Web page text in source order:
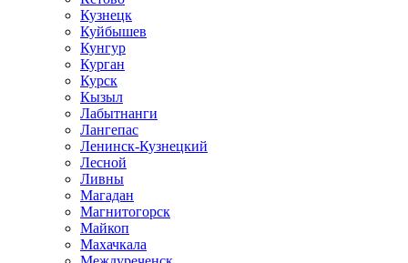
Кузнецк
Куйбышев
Кунгур
Курган
Курск
Кызыл
Лабытнанги
Лангепас
Ленинск-Кузнецкий
Лесной
Ливны
Магадан
Магнитогорск
Майкоп
Махачкала